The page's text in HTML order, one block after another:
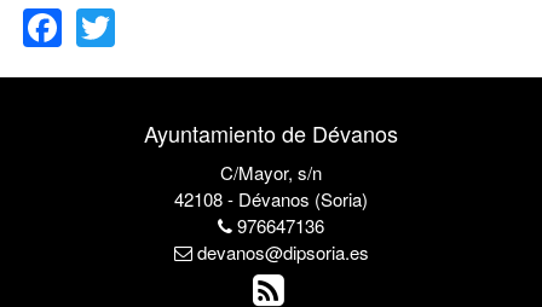
Ayuntamiento de Dévanos
C/Mayor, s/n
42108 - Dévanos (Soria)
976647136
devanos@dipsoria.es